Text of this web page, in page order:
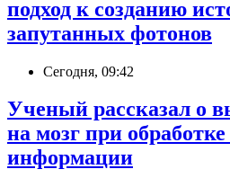
подход к созданию
запутанных фотонов
Сегодня, 09:42
Ученый рассказал о
на мозг при
информации